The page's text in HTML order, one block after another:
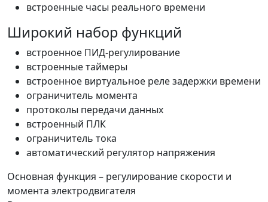
встроенные часы реального времени
Широкий набор функций
встроенное ПИД-регулирование
встроенные таймеры
встроенное виртуальное реле задержки времени
ограничитель момента
протоколы передачи данных
встроенный ПЛК
ограничитель тока
автоматический регулятор напряжения
Основная функция – регулирование скорости и
момента электродвигателя